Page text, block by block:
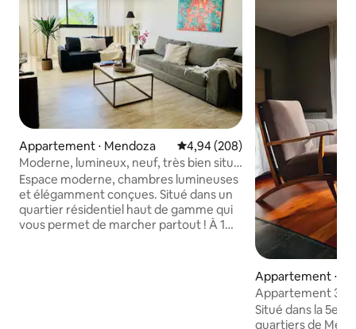
Appartement ⋅ Mendoza Évaluation moyenne sur la
4,94 (208)
Moderne, lumineux, neuf, très bien situé
Apt. 2 VÉLOS
Espace moderne, chambres lumineuses
et élégamment conçues. Situé dans un
quartier résidentiel haut de gamme qui
vous permet de marcher partout ! À 1
Appartement ⋅
Appartement 3,
section
Situé dans la 5e
quartiers de